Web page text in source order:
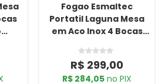
Fogao Esmaltec
Portatil Laguna Mesa
em Aco Inox 4 Bocas
R$ 299,00
R$ 284,05 no PIX